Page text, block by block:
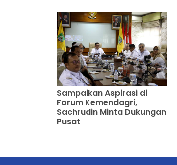
Sampaikan Aspirasi di
Forum Kemendagri,
Sachrudin Minta Dukungan
Pusat